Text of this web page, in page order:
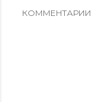
КОММЕНТАРИИ